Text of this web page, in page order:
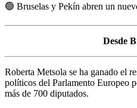
🟢 Bruselas y Pekín abren un
Desde
Roberta Metsola se ha ganado el
políticos del Parlamento Europeo
más de 700 diputados.